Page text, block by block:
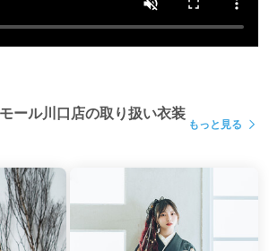
り/NICOLE by 藤田ニコル/NATURAL
ecology/SPIRAL GIRL/Blythe/ココリボ
ール川口店の取り扱い衣装
もっと見る